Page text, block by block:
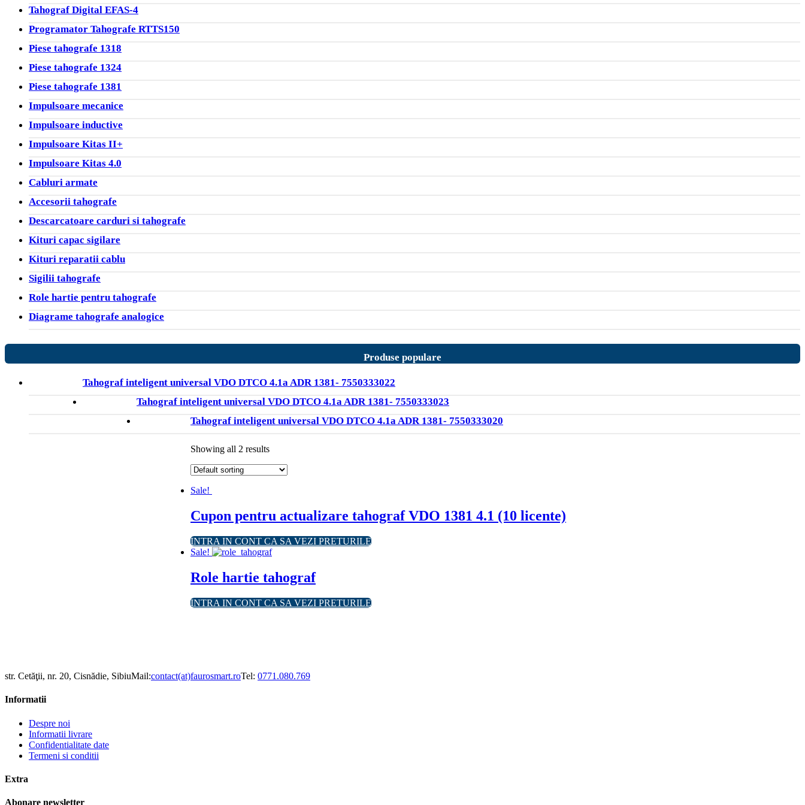
Tahograf Digital EFAS-4
Programator Tahografe RTTS150
Piese tahografe 1318
Piese tahografe 1324
Piese tahografe 1381
Impulsoare mecanice
Impulsoare inductive
Impulsoare Kitas II+
Impulsoare Kitas 4.0
Cabluri armate
Accesorii tahografe
Descarcatoare carduri si tahografe
Kituri capac sigilare
Kituri reparatii cablu
Sigilii tahografe
Role hartie pentru tahografe
Diagrame tahografe analogice
Produse populare
Tahograf inteligent universal VDO DTCO 4.1a ADR 1381- 7550333022
Tahograf inteligent universal VDO DTCO 4.1a ADR 1381- 7550333023
Tahograf inteligent universal VDO DTCO 4.1a ADR 1381- 7550333020
Showing all 2 results
Sale!
Cupon pentru actualizare tahograf VDO 1381 4.1 (10 licente)
INTRA IN CONT CA SA VEZI PRETURILE
Sale!
Role hartie tahograf
INTRA IN CONT CA SA VEZI PRETURILE
str. Cetăţii, nr. 20, Cisnădie, SibiuMail:contact(at)faurosmart.roTel: 0771.080.769
Informatii
Despre noi
Informatii livrare
Confidentialitate date
Termeni si conditii
Extra
Abonare newsletter